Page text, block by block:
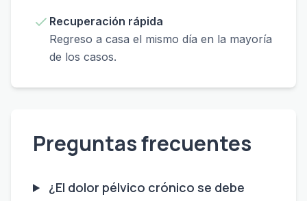
Recuperación rápida
Regreso a casa el mismo día en la mayoría
de los casos.
Preguntas frecuentes
¿El dolor pélvico crónico se debe